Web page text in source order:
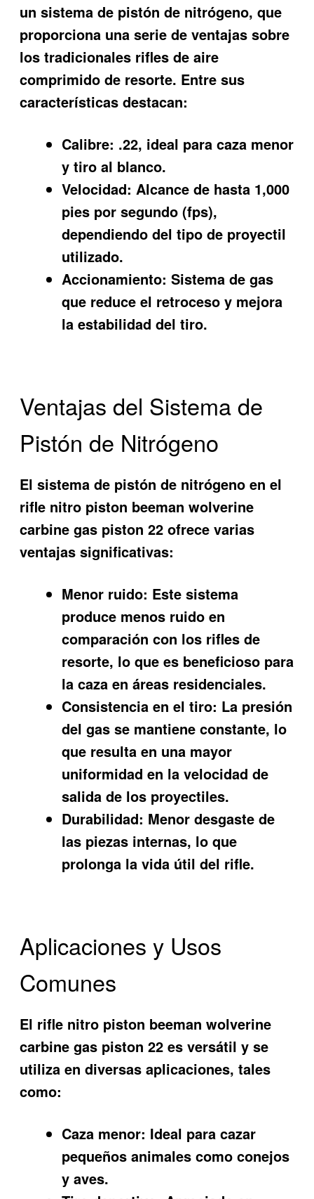
un sistema de pistón de nitrógeno, que
proporciona una serie de ventajas sobre
los tradicionales rifles de aire
comprimido de resorte. Entre sus
características destacan:
Calibre: .22, ideal para caza menor
y tiro al blanco.
Velocidad: Alcance de hasta 1,000
pies por segundo (fps),
dependiendo del tipo de proyectil
utilizado.
Accionamiento: Sistema de gas
que reduce el retroceso y mejora
la estabilidad del tiro.
Ventajas del Sistema de
Pistón de Nitrógeno
El sistema de pistón de nitrógeno en el
rifle nitro piston beeman wolverine
carbine gas piston 22 ofrece varias
ventajas significativas:
Menor ruido: Este sistema
produce menos ruido en
comparación con los rifles de
resorte, lo que es beneficioso para
la caza en áreas residenciales.
Consistencia en el tiro: La presión
del gas se mantiene constante, lo
que resulta en una mayor
uniformidad en la velocidad de
salida de los proyectiles.
Durabilidad: Menor desgaste de
las piezas internas, lo que
prolonga la vida útil del rifle.
Aplicaciones y Usos
Comunes
El rifle nitro piston beeman wolverine
carbine gas piston 22 es versátil y se
utiliza en diversas aplicaciones, tales
como:
Caza menor: Ideal para cazar
pequeños animales como conejos
y aves.